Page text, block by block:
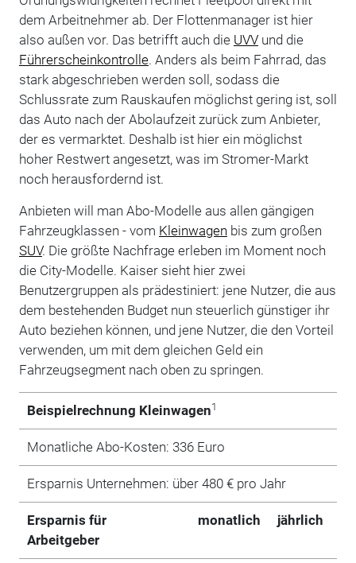
dem Arbeitnehmer ab. Der Flottenmanager ist hier
also außen vor. Das betrifft auch die UVVund die
Führerscheinkontrolle. Anders als beim Fahrrad, das
stark abgeschrieben werden soll, sodass die
Schlussrate zum Rauskaufen möglichst gering ist, soll
das Auto nach der Abolaufzeit zurück zum Anbieter,
der es vermarktet. Deshalb ist hier ein möglichst
hoher Restwert angesetzt, was im Stromer-Markt
noch herausfordernd ist.
Anbieten will man Abo-Modelle aus allen gängigen
Fahrzeugklassen - vom Kleinwagen bis zum großen
SUV. Die größte Nachfrage erleben im Moment noch
die City-Modelle. Kaiser sieht hier zwei
Benutzergruppen als prädestiniert: jene Nutzer, die aus
dem bestehenden Budget nun steuerlich günstiger ihr
Auto beziehen können, und jene Nutzer, die den Vorteil
verwenden, um mit dem gleichen Geld ein
Fahrzeugsegment nach oben zu springen.
Beispielrechnung Kleinwagen1
Monatliche Abo-Kosten: 336 Euro
Ersparnis Unternehmen: über 480 € pro Jahr
Ersparnis für
Arbeitgeber
monatlich jährlich